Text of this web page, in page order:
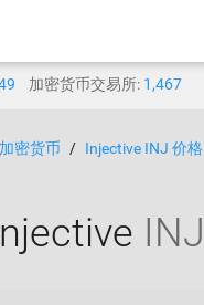
加密货币交易所: 1,467
加密货币 Injective INJ 价格
INJ